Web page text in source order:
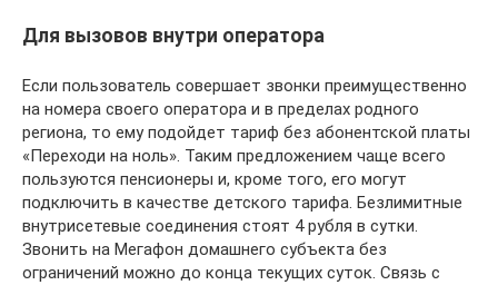
Для вызовов внутри оператора
Если пользователь совершает звонки преимущественно
на номера своего оператора и в пределах родного
региона, то ему подойдет тариф без абонентской платы
«Переходи на ноль». Таким предложением чаще всего
пользуются пенсионеры и, кроме того, его могут
подключить в качестве детского тарифа. Безлимитные
внутрисетевые соединения стоят 4 рубля в сутки.
Звонить на Мегафон домашнего субъекта без
ограничений можно до конца текущих суток. Связь с